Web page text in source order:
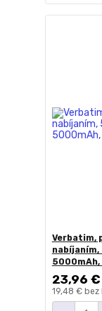
Verbatim,
23,96 €
19,48 € bez